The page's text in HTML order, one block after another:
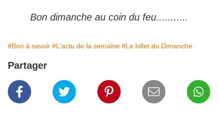
Bon dimanche au coin du feu...........
#Bon à savoir #L'actu de la semaine #Le billet du Dimanche
Partager